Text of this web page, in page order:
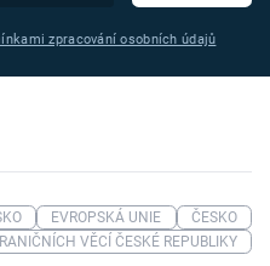
zpracování osobních údajů
EVROPSKÁ UNIE
ČESKO
VĚCÍ ČESKÉ REPUBLIKY